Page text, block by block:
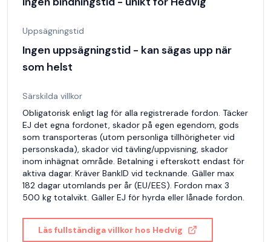
Uppsägningstid
Ingen uppsägningstid - kan sägas upp när
som helst
Särskilda villkor
Obligatorisk enligt lag för alla registrerade fordon. Täcker
EJ det egna fordonet, skador på egen egendom, gods
som transporteras (utom personliga tillhörigheter vid
personskada), skador vid tävling/uppvisning, skador
inom inhägnat område. Betalning i efterskott endast för
aktiva dagar. Kräver BankID vid tecknande. Gäller max
182 dagar utomlands per år (EU/EES). Fordon max 3
500 kg totalvikt. Gäller EJ för hyrda eller lånade fordon.
Läs fullständiga villkor hos Hedvig